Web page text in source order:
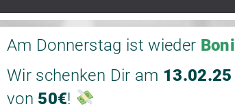
Am Donnerstag ist wieder Boni
Wir schenken Dir am 13.02.25
von 50€!